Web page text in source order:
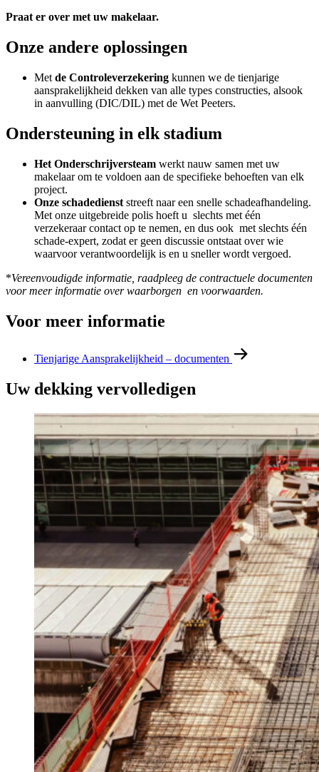
Praat er over met uw makelaar.
Onze andere oplossingen
Met de Controleverzekering kunnen we de tienjarige
aansprakelijkheid dekken van alle types constructies, alsook
in aanvulling (DIC/DIL) met de Wet Peeters.
Ondersteuning in elk stadium
Het Onderschrijversteam werkt nauw samen met uw
makelaar om te voldoen aan de specifieke behoeften van elk
project.
Onze schadedienst streeft naar een snelle schadeafhandeling.
Met onze uitgebreide polis hoeft u slechts met één
verzekeraar contact op te nemen, en dus ook met slechts één
schade-expert, zodat er geen discussie ontstaat over wie
waarvoor verantwoordelijk is en u sneller wordt vergoed.
*Vereenvoudigde informatie, raadpleeg de contractuele documenten
voor meer informatie over waarborgen en voorwaarden.
Voor meer informatie
Tienjarige Aansprakelijkheid – documenten
Uw dekking vervolledigen